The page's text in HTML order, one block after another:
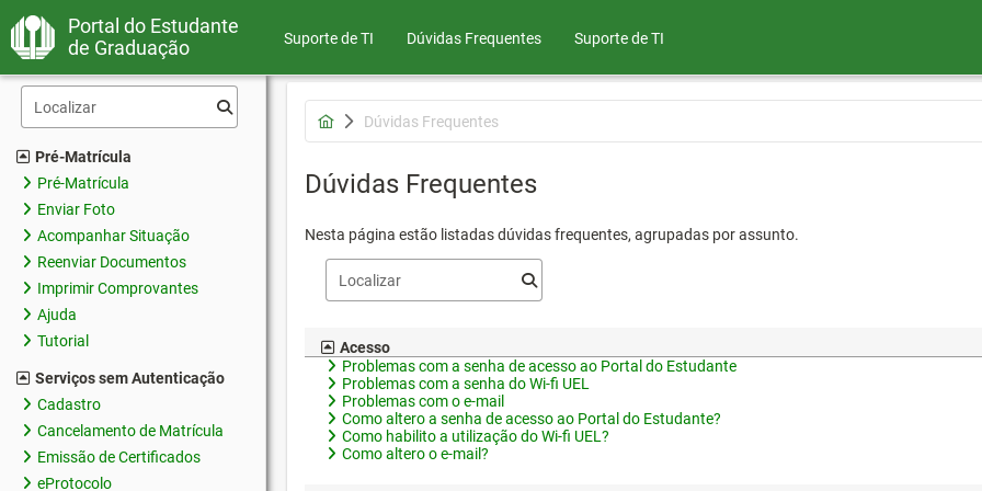
Portal do Estudante
de Graduação
Suporte de TI Dúvidas Frequentes Suporte de TI
Pré-Matrícula
Pré-Matrícula
Enviar Foto
Acompanhar Situação
Reenviar Documentos
Imprimir Comprovantes
Ajuda
Tutorial
Serviços sem Autenticação
Cadastro
Cancelamento de Matrícula
Emissão de Certificados
eProtocolo
Dúvidas Frequentes
Dúvidas Frequentes
Nesta página estão listadas dúvidas frequentes, agrupadas por assunto.
Acesso
Problemas com a senha de acesso ao Portal do Estudante
Problemas com a senha do Wi-fi UEL
Problemas com o e-mail
Como altero a senha de acesso ao Portal do Estudante?
Como habilito a utilização do Wi-fi UEL?
Como altero o e-mail?